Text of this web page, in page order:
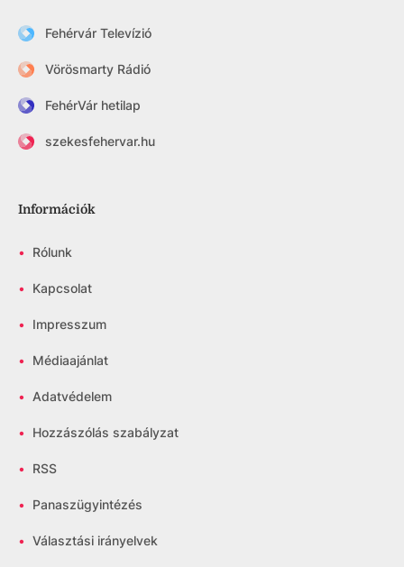
Fehérvár Televízió
Vörösmarty Rádió
FehérVár hetilap
szekesfehervar.hu
Információk
• Rólunk
• Kapcsolat
• Impresszum
• Médiaajánlat
• Adatvédelem
• Hozzászólás szabályzat
• RSS
• Panaszügyintézés
• Választási irányelvek